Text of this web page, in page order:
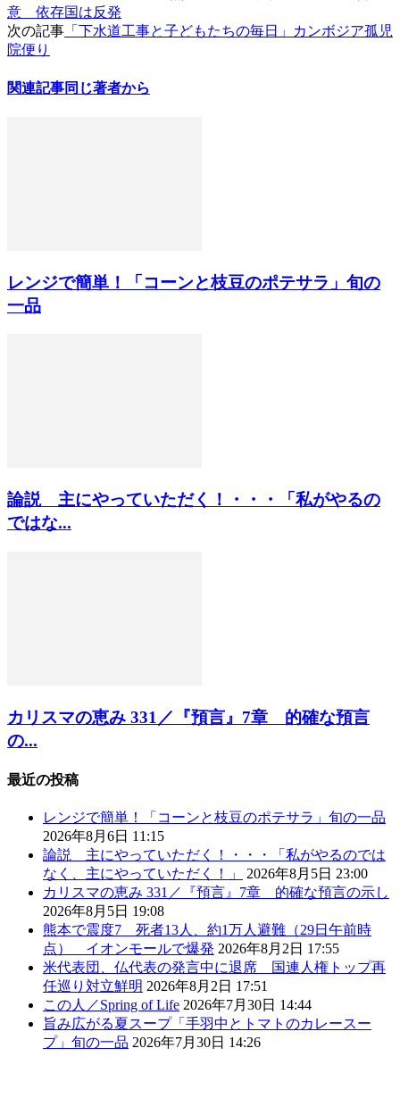
意 依存国は反発
次の記事 「下水道工事と子どもたちの毎日」カンボジア孤児
院便り
関連記事同じ著者から
レンジで簡単！「コーンと枝豆のポテサラ」旬の
一品
論説 主にやっていただく！・・・「私がやるの
ではな...
カリスマの恵み 331／『預言』7章 的確な預言
の...
最近の投稿
レンジで簡単！「コーンと枝豆のポテサラ」旬の一品
2026年8月6日 11:15
論説 主にやっていただく！・・・「私がやるのでは
なく、主にやっていただく！」
2026年8月5日 23:00
カリスマの恵み 331／『預言』7章 的確な預言の示し
2026年8月5日 19:08
熊本で震度7 死者13人、約1万人避難（29日午前時
点） イオンモールで爆発 2026年8月2日 17:55
米代表団、仏代表の発言中に退席 国連人権トップ再
任巡り対立鮮明 2026年8月2日 17:51
この人／Spring of Life 2026年7月30日 14:44
旨み広がる夏スープ「手羽中とトマトのカレースー
プ」旬の一品 2026年7月30日 14:26